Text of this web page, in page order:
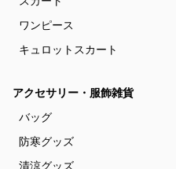
ワンピース
キュロットスカート
アクセサリー・服飾雑貨
バッグ
防寒グッズ
清涼グッズ